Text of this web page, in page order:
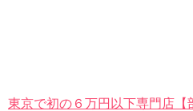
東京で初の６万円以下専門店【